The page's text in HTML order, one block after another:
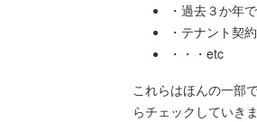
・過去３か年
・テナント契
・・・etc
これらはほんの一部
らチェックしていきま